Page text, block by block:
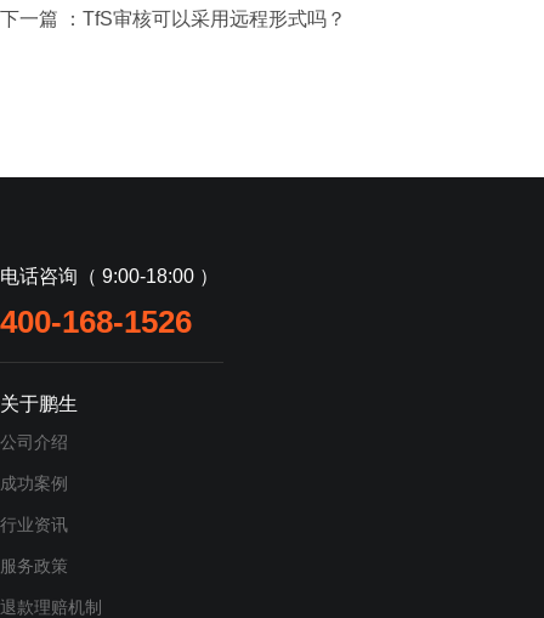
下一篇 ： TfS审核可以采用远程形式吗？
电话咨询（ 9:00-18:00 ）
400-168-1526
关于鹏生
公司介绍
成功案例
行业资讯
服务政策
退款理赔机制